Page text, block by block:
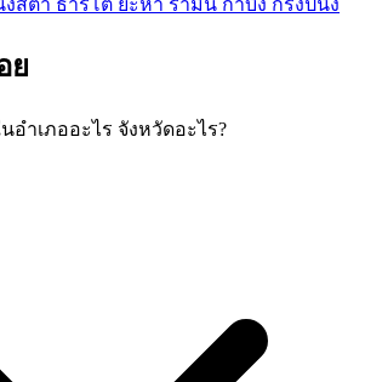
ย
อำเภออะไร จังหวัดอะไร?